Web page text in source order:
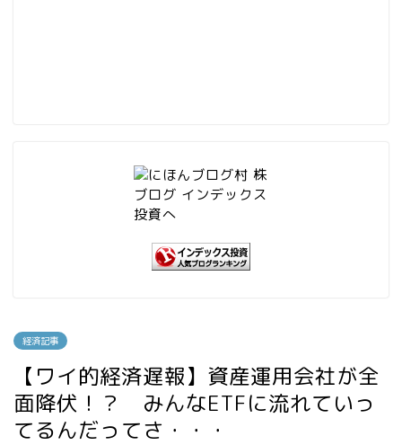
経済記事
【ワイ的経済遅報】資産運用会社が全
面降伏！？ みんなETFに流れていっ
てるんだってさ・・・